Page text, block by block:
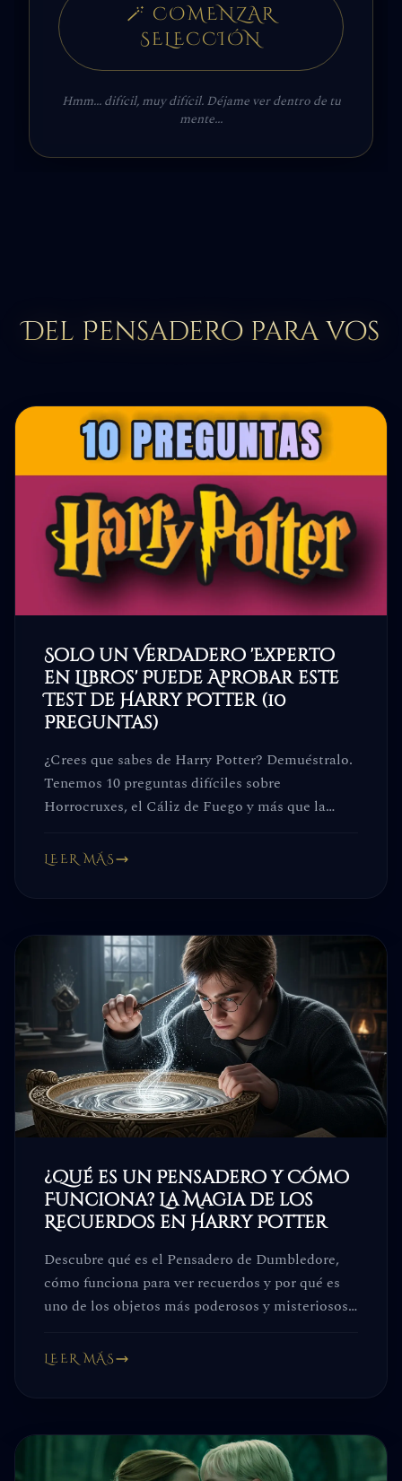
🪄 COMENZAR
SELECCIÓN
Hmm... difícil, muy difícil. Déjame ver dentro de tu
mente...
Del Pensadero para vos
Solo un Verdadero 'Experto
en Libros' Puede Aprobar este
Test de Harry Potter (10
Preguntas)
¿Crees que sabes de Harry Potter? Demuéstralo.
Tenemos 10 preguntas difíciles sobre
Horrocruxes, el Cáliz de Fuego y más que la
experto?
LEER MÁS
¿Qué es un Pensadero y Cómo
Funciona? La Magia de los
Recuerdos en Harry Potter
Descubre qué es el Pensadero de Dumbledore,
cómo funciona para ver recuerdos y por qué es
uno de los objetos más poderosos y misteriosos
LEER MÁS